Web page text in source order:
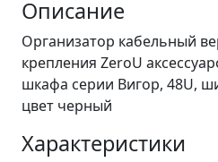
Описание
Организатор кабельный
крепления ZeroU
шкафа серии Вигор, 48U,
цвет черный
Характеристики